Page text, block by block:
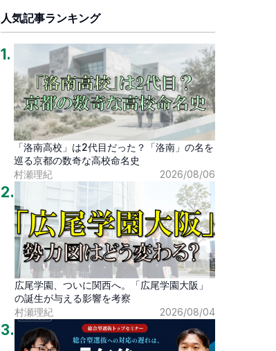
人気記事ランキング
1.
「洛南高校」は2代目だった？「洛南」の名を
巡る京都の数奇な高校命名史
村瀬理紀
2026/08/06
2.
広尾学園、ついに関西へ。「広尾学園大阪」
の誕生が与える影響を考察
村瀬理紀
2026/08/04
3.